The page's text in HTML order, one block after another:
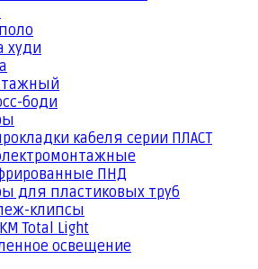
худи
боди
кабеля серии ПЛАСТ
ПНД
для пластиковых труб
клипсы
Total Light
освещение